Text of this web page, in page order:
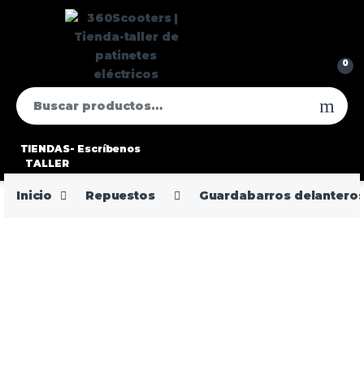
0
TIENDAS-
TALLER
Escríbenos
Inicio Repuestos Guardabarros